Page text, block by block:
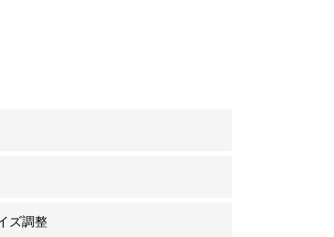
ズ調整